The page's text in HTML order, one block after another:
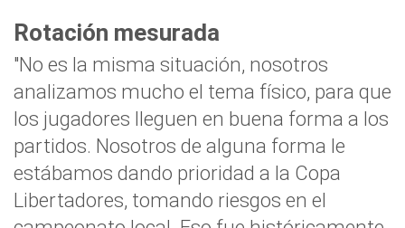
Rotación mesurada
"No es la misma situación, nosotros
analizamos mucho el tema físico, para que
los jugadores lleguen en buena forma a los
partidos. Nosotros de alguna forma le
estábamos dando prioridad a la Copa
Libertadores, tomando riesgos en el